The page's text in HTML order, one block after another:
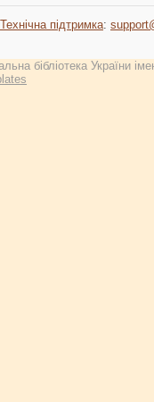
Технічна підтримка:
бібліотека України